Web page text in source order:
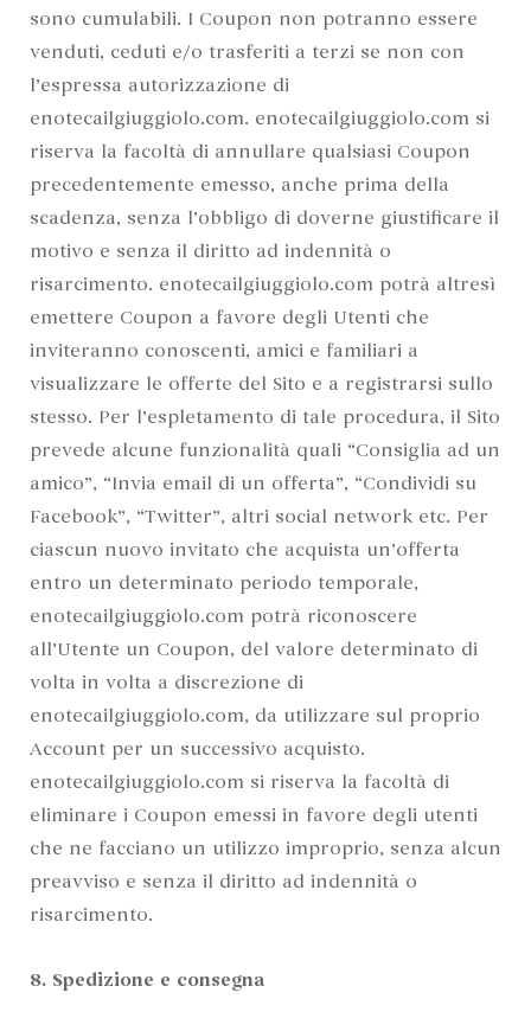
sono cumulabili. I Coupon non potranno essere
venduti, ceduti e/o trasferiti a terzi se non con
l’espressa autorizzazione di
enotecailgiuggiolo.com. enotecailgiuggiolo.com si
riserva la facoltà di annullare qualsiasi Coupon
precedentemente emesso, anche prima della
scadenza, senza l’obbligo di doverne giustificare il
motivo e senza il diritto ad indennità o
risarcimento. enotecailgiuggiolo.com potrà altresì
emettere Coupon a favore degli Utenti che
inviteranno conoscenti, amici e familiari a
visualizzare le offerte del Sito e a registrarsi sullo
stesso. Per l’espletamento di tale procedura, il Sito
prevede alcune funzionalità quali “Consiglia ad un
amico”, “Invia email di un offerta”, “Condividi su
Facebook”, “Twitter”, altri social network etc. Per
ciascun nuovo invitato che acquista un’offerta
entro un determinato periodo temporale,
enotecailgiuggiolo.com potrà riconoscere
all’Utente un Coupon, del valore determinato di
volta in volta a discrezione di
enotecailgiuggiolo.com, da utilizzare sul proprio
Account per un successivo acquisto.
enotecailgiuggiolo.com si riserva la facoltà di
eliminare i Coupon emessi in favore degli utenti
che ne facciano un utilizzo improprio, senza alcun
preavviso e senza il diritto ad indennità o
risarcimento.
8. Spedizione e consegna